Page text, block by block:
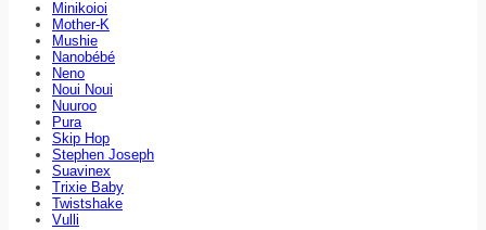
Minikoioi
Mother-K
Mushie
Nanobébé
Neno
Noui Noui
Nuuroo
Pura
Skip Hop
Stephen Joseph
Suavinex
Trixie Baby
Twistshake
Vulli